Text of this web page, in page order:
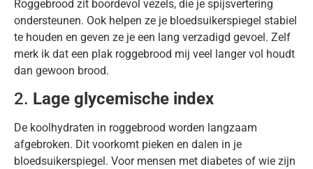
Roggebrood zit boordevol vezels, die je spijsvertering
ondersteunen. Ook helpen ze je bloedsuikerspiegel stabiel
te houden en geven ze je een lang verzadigd gevoel. Zelf
merk ik dat een plak roggebrood mij veel langer vol houdt
dan gewoon brood.
2. Lage glycemische index
De koolhydraten in roggebrood worden langzaam
afgebroken. Dit voorkomt pieken en dalen in je
bloedsuikerspiegel. Voor mensen met diabetes of wie zijn